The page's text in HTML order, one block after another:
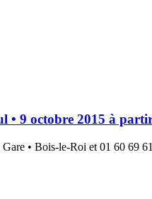
• 9 octobre 2015 à
• Bois-le-Roi et 01 60 69